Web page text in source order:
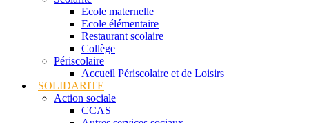
Ecole maternelle
Ecole élémentaire
Restaurant scolaire
Collège
Périscolaire
Accueil Périscolaire et de Loisirs
SOLIDARITE
Action sociale
CCAS